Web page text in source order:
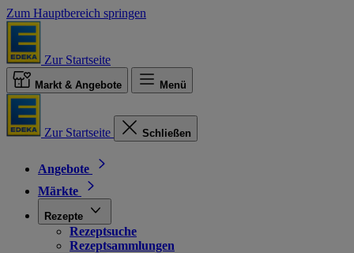
Zum Hauptbereich springen
Zur Startseite
Markt & Angebote Menü
Zur Startseite Schließen
Angebote
Märkte
Rezepte
Rezeptsuche
Rezeptsammlungen